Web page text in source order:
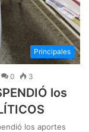
Principales
0 3
los
los aportes